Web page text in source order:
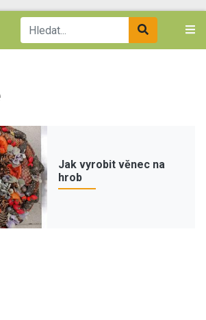
Jak vyrobit věnec na
hrob